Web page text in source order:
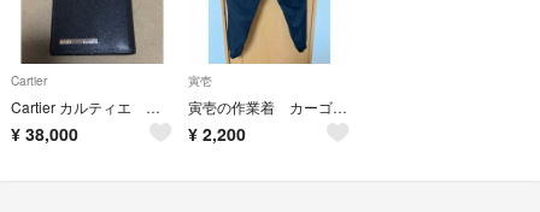
Cartier
Cartier カルティエ 長財布 札入れ サントス 二つ折り 黒 ブラック
¥ 38,000
寅壱
寅壱の作業着 カーゴパンツ
¥ 2,200